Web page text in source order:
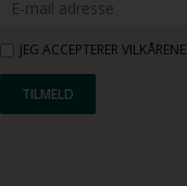
JEG ACCEPTERER VILKÅRENE